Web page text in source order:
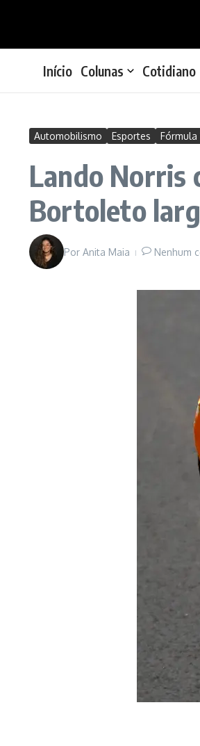
Início Colunas Cotidiano
Automobilismo Esportes Fórmula
Lando Norris
Bortoleto
Por Anita Maia Nenhum